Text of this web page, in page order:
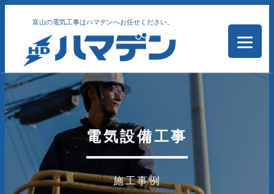
富山の電気工事はハマデンへお任せください。
電気設備工事
施工事例